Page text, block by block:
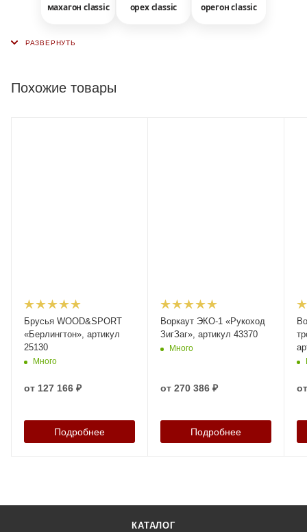
махагон classic орех classic орегон classic
Похожие товары
Брусья WOOD&SPORT
«Берлингтон», артикул
25130
Много
от 127 166 ₽
Подробнее
Воркаут ЭКО-1 «Рукоход
ЗигЗаг», артикул 43370
Много
от 270 386 ₽
Подробнее
КАТАЛОГ